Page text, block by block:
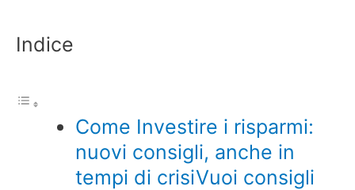
Indice
Come Investire i risparmi:
nuovi consigli, anche in
tempi di crisiVuoi consigli